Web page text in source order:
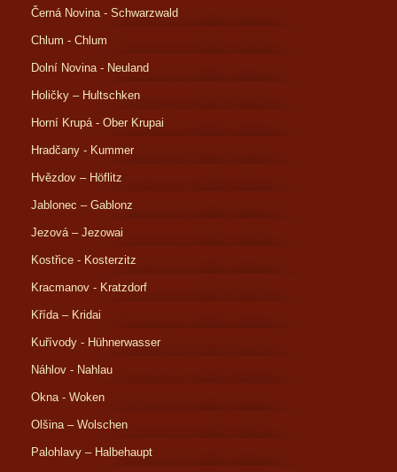
Černá Novina - Schwarzwald
Chlum - Chlum
Dolní Novina - Neuland
Holičky – Hultschken
Horní Krupá - Ober Krupai
Hradčany - Kummer
Hvězdov – Höflitz
Jablonec – Gablonz
Jezová – Jezowai
Kostřice - Kosterzitz
Kracmanov - Kratzdorf
Křída – Kridai
Kuřívody - Hühnerwasser
Náhlov - Nahlau
Okna - Woken
Olšina – Wolschen
Palohlavy – Halbehaupt